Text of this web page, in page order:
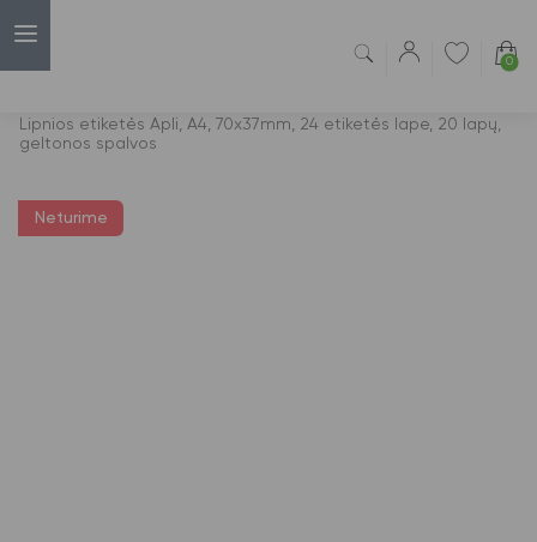
0
Lipnios etiketės Apli, A4, 70x37mm, 24 etiketės lape, 20 lapų,
geltonos spalvos
Neturime